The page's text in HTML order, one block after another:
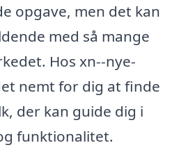
opgave, men det kan
med så mange
Hos xn--nye-
nemt for dig at finde
der kan guide dig i
funktionalitet.